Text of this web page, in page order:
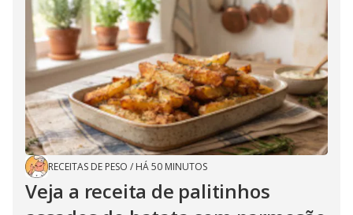
RECEITAS DE PESO / HÁ 50 MINUTOS
Veja a receita de palitinhos